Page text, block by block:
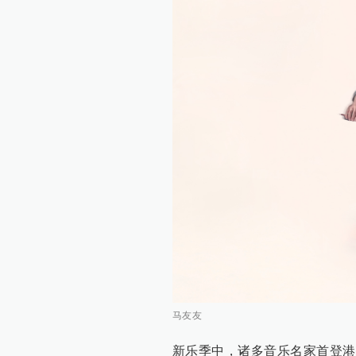
马友友
新乐季中，诸多音乐名家首登